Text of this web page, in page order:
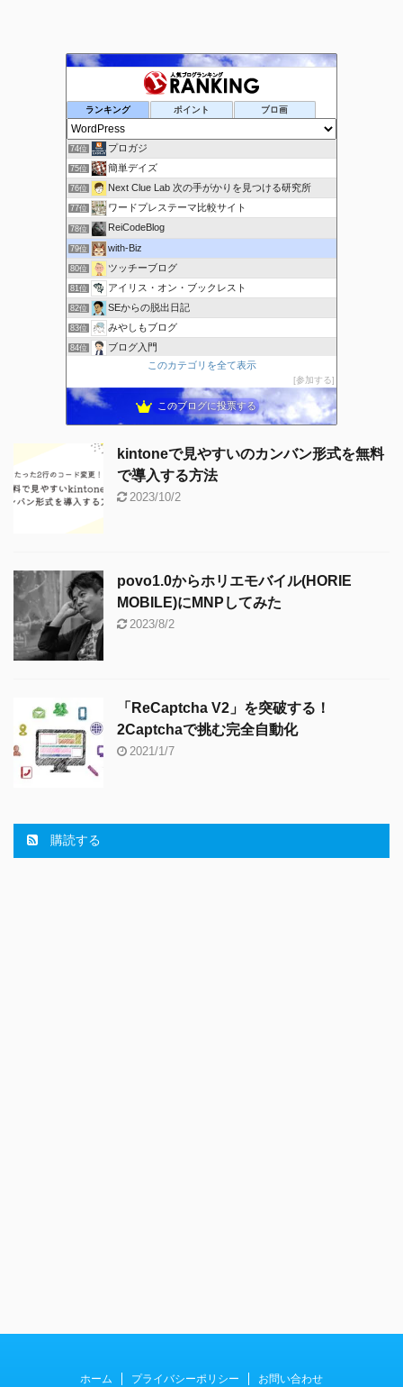
ランキング ポイント ブロ画
72位 ネットビジネス覚え書き
73位 Create Line｜副業×アフィリエイトで稼ぐ方法
74位 プロガジ
75位 簡単デイズ
76位 Next Clue Lab 次の手がかりを見つける研究所
77位 ワードプレステーマ比較サイト
78位 ReiCodeBlog
79位 with-Biz
80位 ツッチーブログ
81位 アイリス・オン・ブックレスト
82位 SEからの脱出日記
83位 みやしもブログ
84位 ブログ入門
86位 LIFE GAME
このカテゴリを全て表示
参加する
このブログに投票する
kintoneで見やすいのカンバン形式を無料
で導入する方法
2023/10/2
povo1.0からホリエモバイル(HORIE
MOBILE)にMNPしてみた
2023/8/2
「ReCaptcha V2」を突破する！
2Captchaで挑む完全自動化
2021/1/7
購読する
ホーム プライバシーポリシー お問い合わせ